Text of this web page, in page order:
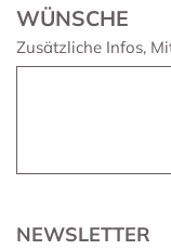
WÜNSCHE
Zusätzliche Infos,
NEWSLETTER